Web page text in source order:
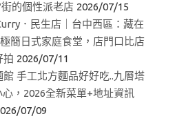
的個性派老店 2026/07/15
．民生店｜台中西區：藏在
簡日式家庭食堂，店門口比店
拍 2026/07/11
手工北方麵品好好吃..九層塔
，2026全新菜單+地址資訊
07/09